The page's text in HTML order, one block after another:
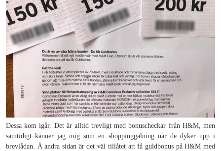
Dessa kom igår. Det är alltid trevligt med bonuscheckar från H&M, men
samtidigt känner jag mig som en shoppinggalning när de dyker upp i
brevlådan. Å andra sidan är det väl tillåtet att få guldbonus på H&M med